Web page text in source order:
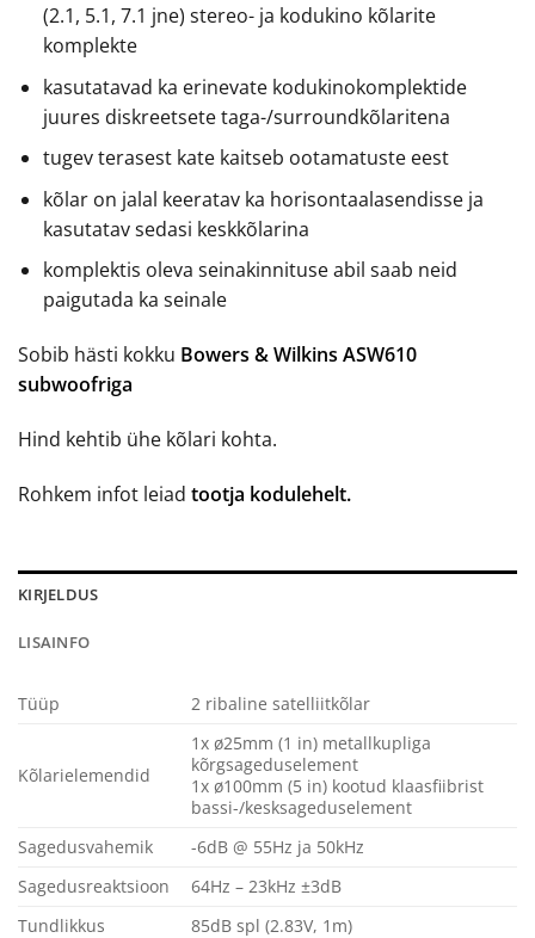
(2.1, 5.1, 7.1 jne) stereo- ja kodukino kõlarite
komplekte
kasutatavad ka erinevate kodukinokomplektide
juures diskreetsete taga-/surroundkõlaritena
tugev terasest kate kaitseb ootamatuste eest
kõlar on jalal keeratav ka horisontaalasendisse ja
kasutatav sedasi keskkõlarina
komplektis oleva seinakinnituse abil saab neid
paigutada ka seinale
Sobib hästi kokku Bowers & Wilkins ASW610
subwoofriga
Hind kehtib ühe kõlari kohta.
Rohkem infot leiad tootja kodulehelt.
KIRJELDUS
LISAINFO
Tüüp 2 ribaline satelliitkõlar
Kõlarielemendid
1x ø25mm (1 in) metallkupliga
kõrgsageduselement
1x ø100mm (5 in) kootud klaasfiibrist
bassi-/kesksageduselement
Sagedusvahemik
-6dB @ 55Hz ja 50kHz
Sagedusreaktsioon
64Hz – 23kHz ±3dB
Tundlikkus
85dB spl (2.83V, 1m)